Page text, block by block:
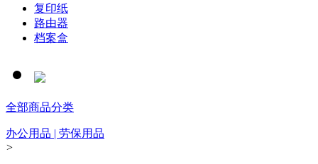
复印纸
路由器
档案盒
全部商品分类
办公用品 | 劳保用品
>